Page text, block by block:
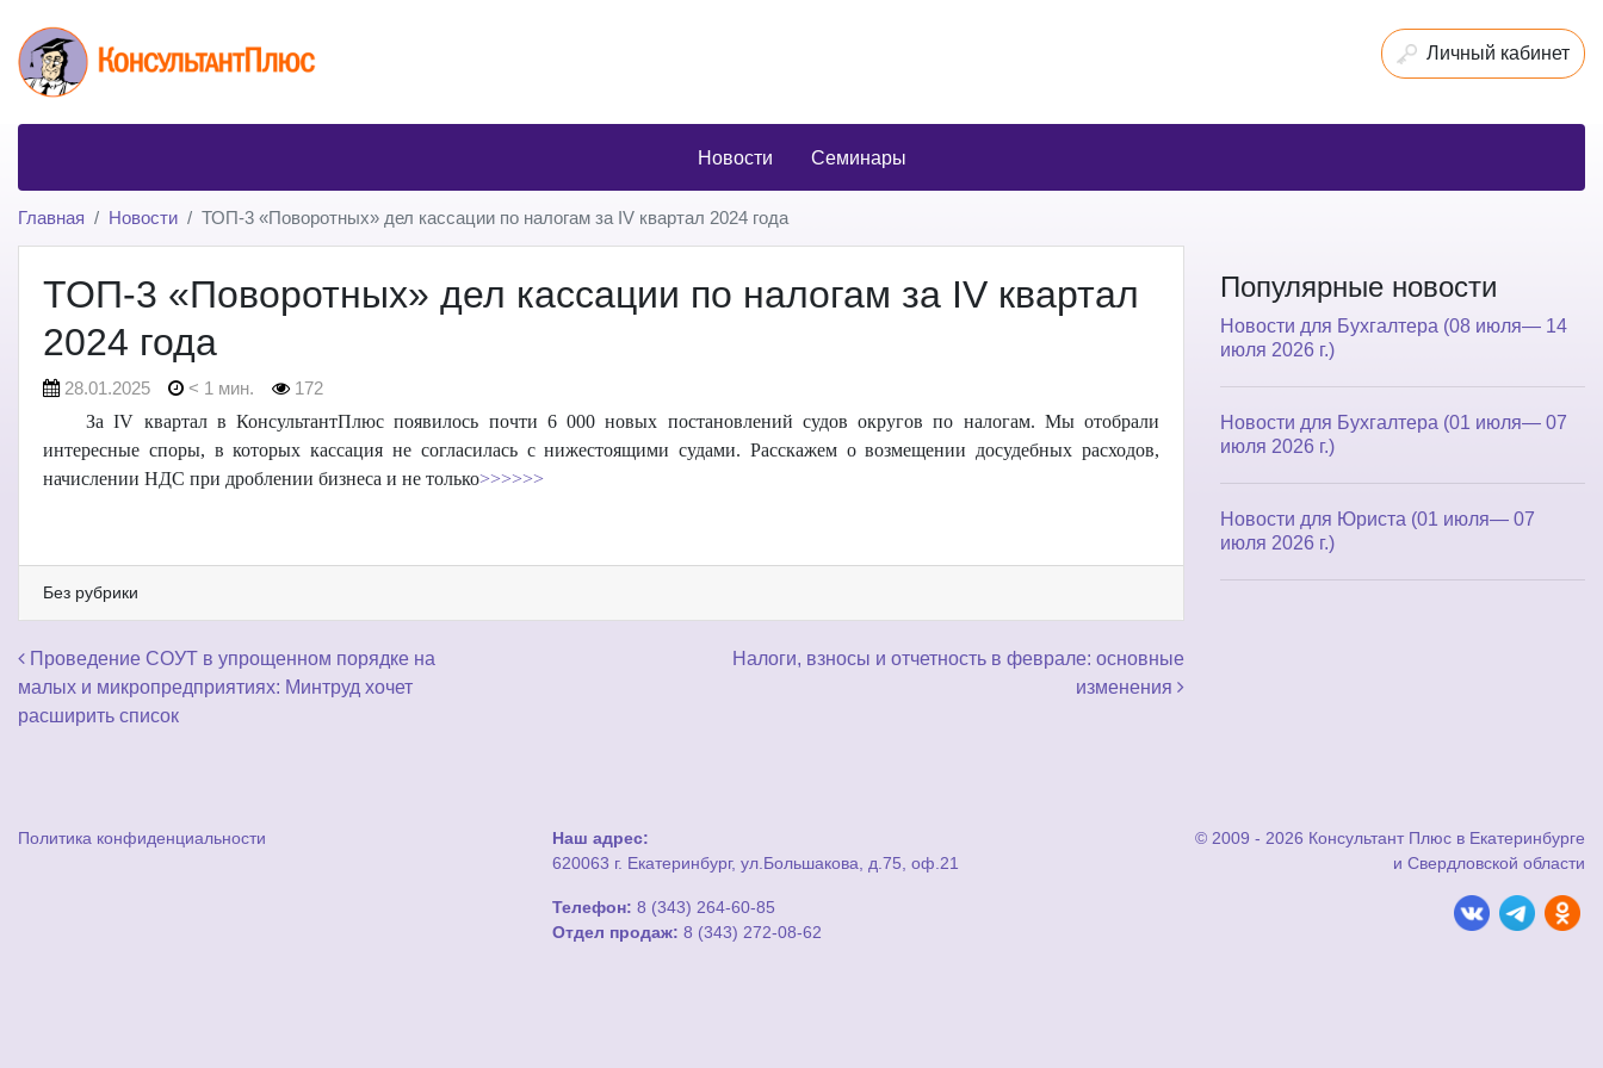
Личный кабинет
Новости Семинары
Главная Новости ТОП-3 «Поворотных» дел кассации по налогам за IV квартал 2024 года
ТОП-3 «Поворотных» дел кассации по налогам за IV квартал
2024 года
28.01.2025 < 1 мин.
172
За IV квартал в КонсультантПлюс появилось почти 6 000 новых постановлений судов округов по налогам. Мы отобрали
интересные споры, в которых кассация не согласилась с нижестоящими судами. Расскажем о возмещении досудебных расходов,
начислении НДС при дроблении бизнеса и не только>>>>>>
Без рубрики
Навигация по записям
Проведение СОУТ в упрощенном порядке на
малых и микропредприятиях: Минтруд хочет
расширить список
Налоги, взносы и отчетность в феврале: основные
изменения
Популярные новости
Новости для Бухгалтера (08 июля— 14
июля 2026 г.)
Новости для Бухгалтера (01 июля— 07
июля 2026 г.)
Новости для Юриста (01 июля— 07
июля 2026 г.)
Политика конфиденциальности
Наш адрес:
620063 г. Екатеринбург, ул.Большакова, д.75, оф.21
Телефон: 8 (343) 264-60-85
Отдел продаж: 8 (343) 272-08-62
© 2009 - 2026 Консультант Плюс в Екатеринбурге
и Свердловской области